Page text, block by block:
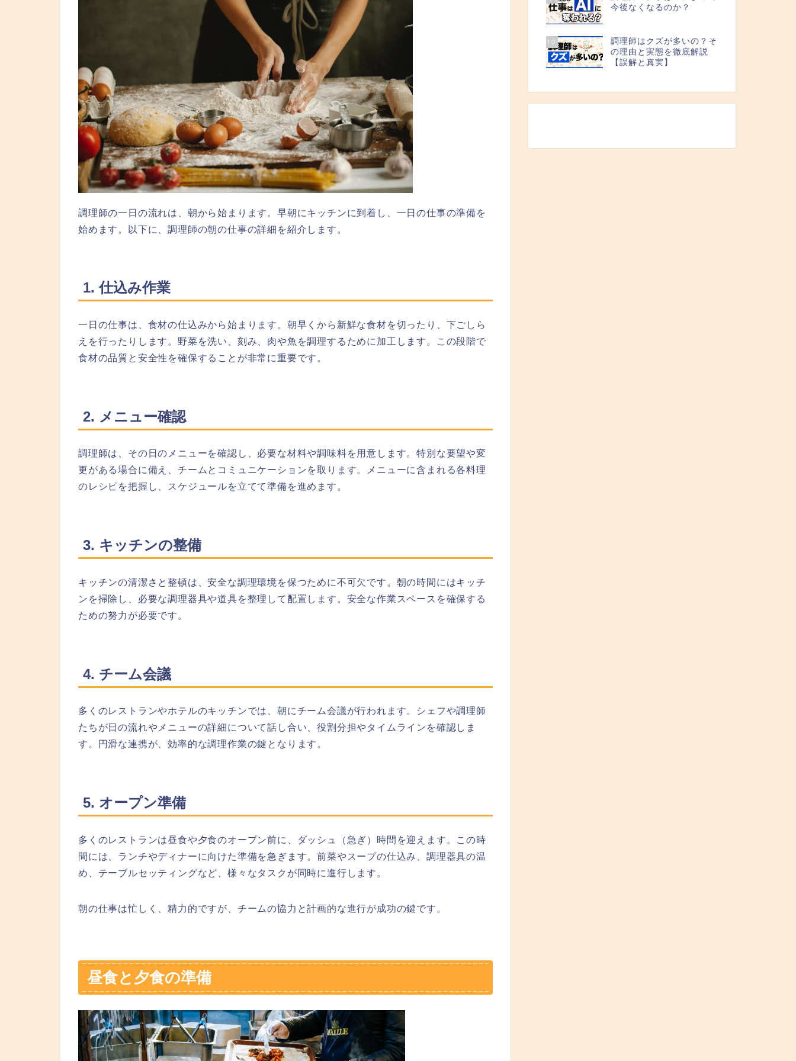
調理師の一日の流れは、朝から始まります。早朝にキッチンに到着し、一日の仕事の準備を
始めます。以下に、調理師の朝の仕事の詳細を紹介します。
1. 仕込み作業
一日の仕事は、食材の仕込みから始まります。朝早くから新鮮な食材を切ったり、下ごしら
えを行ったりします。野菜を洗い、刻み、肉や魚を調理するために加工します。この段階で
食材の品質と安全性を確保することが非常に重要です。
2. メニュー確認
調理師は、その日のメニューを確認し、必要な材料や調味料を用意します。特別な要望や変
更がある場合に備え、チームとコミュニケーションを取ります。メニューに含まれる各料理
のレシピを把握し、スケジュールを立てて準備を進めます。
3. キッチンの整備
キッチンの清潔さと整頓は、安全な調理環境を保つために不可欠です。朝の時間にはキッチ
ンを掃除し、必要な調理器具や道具を整理して配置します。安全な作業スペースを確保する
ための努力が必要です。
4. チーム会議
多くのレストランやホテルのキッチンでは、朝にチーム会議が行われます。シェフや調理師
たちが日の流れやメニューの詳細について話し合い、役割分担やタイムラインを確認しま
す。円滑な連携が、効率的な調理作業の鍵となります。
5. オープン準備
多くのレストランは昼食や夕食のオープン前に、ダッシュ（急ぎ）時間を迎えます。この時
間には、ランチやディナーに向けた準備を急ぎます。前菜やスープの仕込み、調理器具の温
め、テーブルセッティングなど、様々なタスクが同時に進行します。
朝の仕事は忙しく、精力的ですが、チームの協力と計画的な進行が成功の鍵です。
昼食と夕食の準備
今後なくなるのか？
10
調理師はクズが多いの？そ
の理由と実態を徹底解説
【誤解と真実】